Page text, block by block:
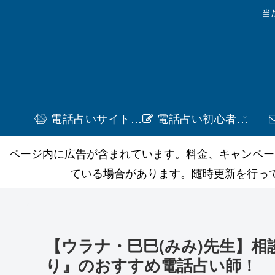
当
電話占いサイト一覧 電話占い初心者ガイド
ページ内に広告が含まれています。料金、キャンペ
ている場合があります。随時更新を行
【ウラナ・巳巳(みみ)先生】
り』のおすすめ電話占い師！